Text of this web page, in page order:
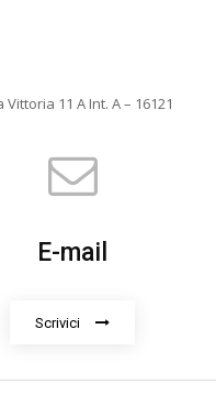
11 A Int. A – 16121
E-mail
Scrivici